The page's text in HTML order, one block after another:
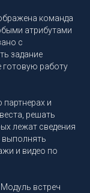
команда
атрибутами
с
задание
работу
и
решать
лежат сведения
выполнять
и видео по
встреч